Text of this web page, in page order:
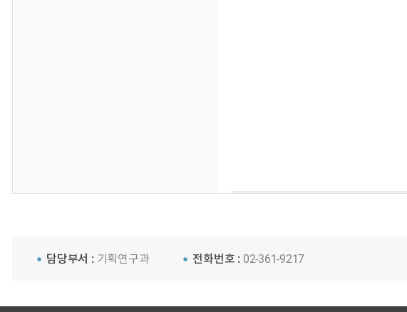
담당부서 : 기획연구과 전화번호 : 02-361-9217